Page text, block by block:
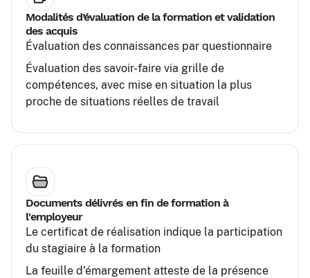
Modalités d’évaluation de la formation et validation
des acquis
Évaluation des connaissances par questionnaire
Évaluation des savoir-faire via grille de
compétences, avec mise en situation la plus
proche de situations réelles de travail
Documents délivrés en fin de formation à
l'employeur
Le certificat de réalisation indique la participation
du stagiaire à la formation
La feuille d’émargement atteste de la présence